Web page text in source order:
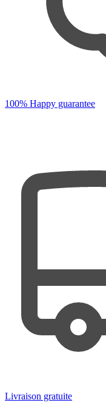
100% Happy guarantee
Livraison gratuite